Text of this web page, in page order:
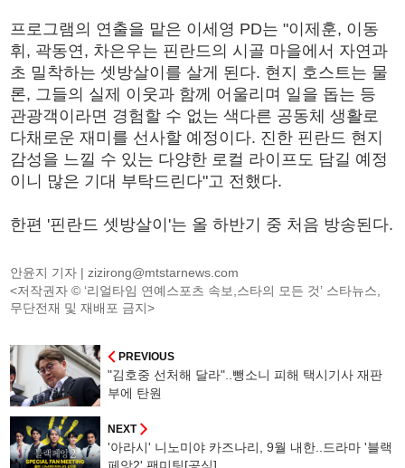
프로그램의 연출을 맡은 이세영 PD는 "이제훈, 이동
휘, 곽동연, 차은우는 핀란드의 시골 마을에서 자연과
초 밀착하는 셋방살이를 살게 된다. 현지 호스트는 물
론, 그들의 실제 이웃과 함께 어울리며 일을 돕는 등
관광객이라면 경험할 수 없는 색다른 공동체 생활로
다채로운 재미를 선사할 예정이다. 진한 핀란드 현지
감성을 느낄 수 있는 다양한 로컬 라이프도 담길 예정
이니 많은 기대 부탁드린다"고 전했다.
한편 '핀란드 셋방살이'는 올 하반기 중 처음 방송된다.
안윤지 기자 |zizirong@mtstarnews.com
<저작권자 © ‘리얼타임 연예스포츠 속보,스타의 모든 것’ 스타뉴스,
무단전재 및 재배포 금지>
PREVIOUS
"김호중 선처해 달라"..뺑소니 피해 택시기사 재판
부에 탄원
NEXT
'아라시' 니노미야 카즈나리, 9월 내한..드라마 '블랙